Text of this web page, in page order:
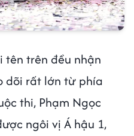
tên trên đều nhận
dõi rất lớn từ phía
thi, Phạm Ngọc
ngôi vị Á hậu 1,